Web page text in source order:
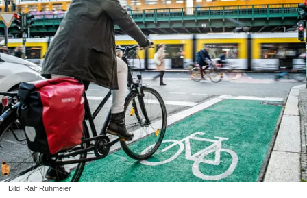
Bild: Ralf Rühmeier